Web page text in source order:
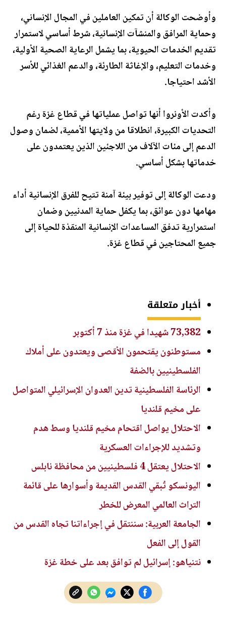
وأوضحت الوكالة أن تمكين العاملين في المجال الإنساني،
وحماية المرافق والمنشآت الإنسانية، شرط أساسي لاستمرار
تقديم الخدمات الحيوية، بما يشمل الرعاية الصحية الأولية،
وخدمات التعليم، والإغاثة الطارئة، والدعم الغذائي للأسر
الأشد احتياجا.
وأكدت الأونروا أنها تواصل عملياتها في قطاع غزة رغم
التحديات الكبيرة، انطلاقا من ولايتها الأممية، لضمان وصول
الدعم إلى مئات الآلاف من اللاجئين الذين يعتمدون على
خدماتها بشكل أساسي.
ودعت الوكالة إلى توفير بيئة آمنة تتيح للفرق الإنسانية أداء
مهامها دون عوائق، بما يكفل حماية المدنيين وضمان
استمرارية تدفق المساعدات الإنسانية المنقذة للحياة إلى
جميع المحتاجين في قطاع غزة.
أخبار متعلقة
73,382 شهيدا في غزة منذ 7 أكتوبر
مستوطنون يقتحمون الأقصى ويعتدون على أملاك
الفلسطينيين بالضفة
الرئاسة الفلسطينية تدين العدوان الإسرائيلي المتواصل
على مخيم قلنديا
الاحتلال يواصل اقتحام مخيم قلنديا وسط هدم
وتشديد للإجراءات العسكرية
الاحتلال يعتقل 4 فلسطينيين من محافظة نابلس
اليونسكو تُبقي القدس القديمة وأسوارها على قائمة
التراث العالمي المعرض للخطر
الجامعة العربية: سننتقل في إجراءاتنا تجاه القدس من
القول إلى الفعل
نتنياهو: إسرائيل لم توافق بعد على خطة غزة